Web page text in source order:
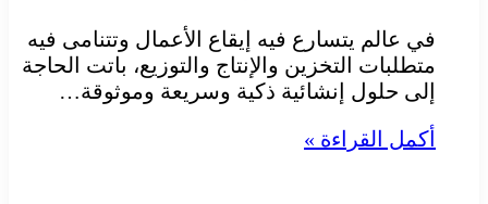
في عالم يتسارع فيه إيقاع الأعمال وتتنامى فيه
متطلبات التخزين والإنتاج والتوزيع، باتت الحاجة
إلى حلول إنشائية ذكية وسريعة وموثوقة…
أكمل القراءة »